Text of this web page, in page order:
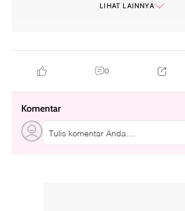
LIHAT LAINNYA
0
Komentar
Tulis komentar Anda....